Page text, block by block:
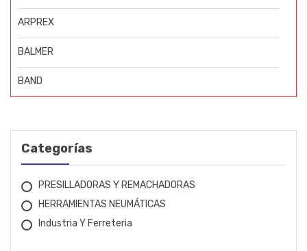
ARPREX
BALMER
BAND
BOVENAU
CARBOGRAFITE
CESTARI
Categorías
PRESILLADORAS Y REMACHADORAS
HERRAMIENTAS NEUMÁTICAS
Industria Y Ferreteria